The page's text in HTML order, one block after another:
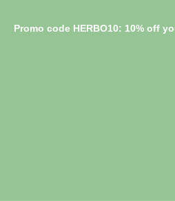
Promo code HERBO10: 10% off